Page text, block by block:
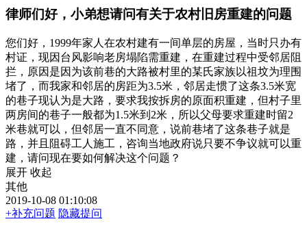
律师们好，小弟想请问有关于农村旧房重建的问题
您们好，1999年家人在农村建有一间单层的房屋，当时只办有
村证，现因台风影响老房塌陷需重建，在重建过程中受邻居阻
拦，原因是因为该前巷的大路被村里的某氏家族以祖坟为理围
堵了，而我家和邻居的房距为3.5米，邻居走惯了这条3.5米宽
的巷子现认为是大路，要求我按拆房的原面积重建，但村子里
两房间的巷子一般都为1.5米到2米，所以父母要求重建时留2
米巷就可以，但邻居一直不同意，说前巷堵了这条巷子就是
路，并且阻碍工人施工，咨询当地政府说只要不争议就可以重
建，请问现在要如何解决这个问题？
展开 收起
其他
2019-10-08 01:10:08
+补充问题 隐藏提问